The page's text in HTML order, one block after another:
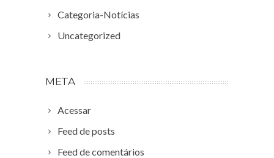
Categoria-Notícias
Uncategorized
META
Acessar
Feed de posts
Feed de comentários